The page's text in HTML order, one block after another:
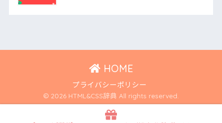
HOME
プライバシーポリシー
© 2026 HTML&CSS辞典 All rights reserved.